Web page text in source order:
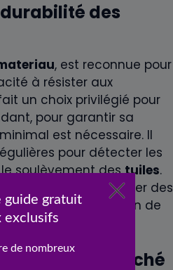
des
, est reconnue pour
à résister aux
un choix privilégié pour
pour garantir sa
est nécessaire. Il
pour détecter les
soulèvement destuiles.
permettent d’éviter des
assurent le maintien de
.
sur le marché